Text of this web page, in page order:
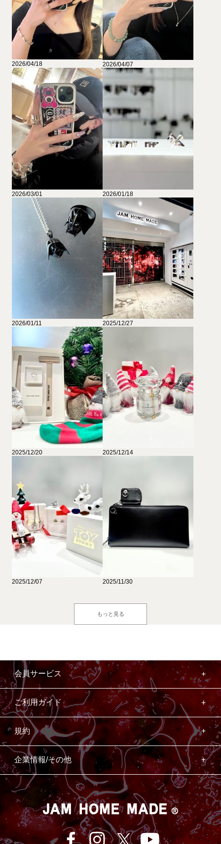
2026/04/18 2026/04/07
2026/03/01 2026/01/18
2026/01/11 2025/12/27
2025/12/20 2025/12/14
2025/12/07 2025/11/30
もっと見る
会員サービス
ご利用ガイド
規約
企業情報/その他